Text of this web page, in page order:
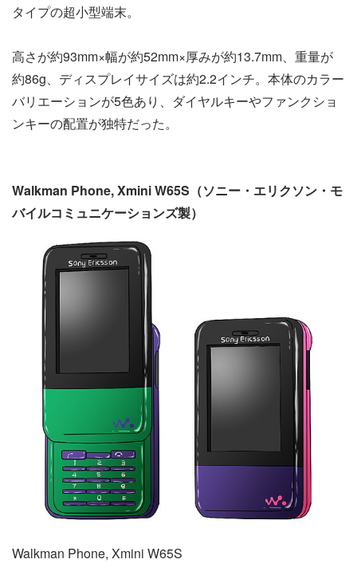
タイプの超小型端末。
高さが約93mm×幅が約52mm×厚みが約13.7mm、重量が
約86g、ディスプレイサイズは約2.2インチ。本体のカラー
バリエーションが5色あり、ダイヤルキーやファンクショ
ンキーの配置が独特だった。
Walkman Phone, Xmini W65S（ソニー・エリクソン・モ
バイルコミュニケーションズ製）
Walkman Phone, Xmini W65S